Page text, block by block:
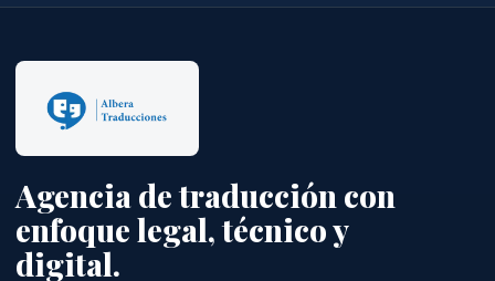
Agencia de traducción con
enfoque legal, técnico y
digital.